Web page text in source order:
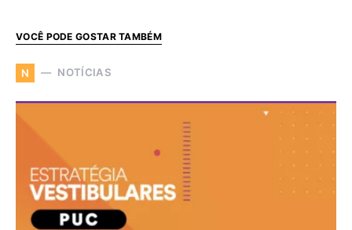
VOCÊ PODE GOSTAR TAMBÉM
N NOTÍCIAS